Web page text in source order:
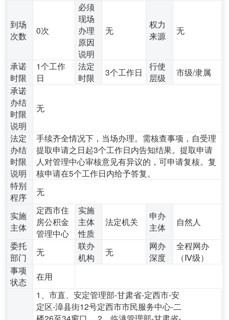
到场
次数
0次
必须
现场
办理
原因
说明
无
权力
来源
无
承诺
时限
1个工作
日
法定
时限
3个工作日
行使
层级
市级/隶属
承诺
办结
时限
说明
无
法定
办结
时限
说明
手续齐全情况下，当场办理。需核查事项，自受理
提取申请之日起3个工作日内告知结果。提取申请
人对管理中心审核意见有异议的，可申请复核。复
核申请在5个工作日内给予答复。
特别
程序
无
实施
主体
定西市住
房公积金
管理中心
实施
主体
性质
法定机关
申办
主体
自然人
委托
部门
无
联办
机构
无
网办
深度
全程网办
（Ⅳ级）
事项
状态
在用
1、市直、安定管理部-甘肃省-定西市-安
定区-漳县街12号定西市市民服务中心-二